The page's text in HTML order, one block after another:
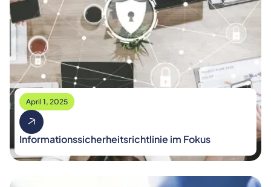
April 1, 2025
Informationssicherheitsrichtlinie im Fokus